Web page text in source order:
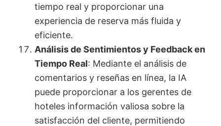
tiempo real y proporcionar una
experiencia de reserva más fluida y
eficiente.
Análisis de Sentimientos y Feedback en
Tiempo Real: Mediante el análisis de
comentarios y reseñas en línea, la IA
puede proporcionar a los gerentes de
hoteles información valiosa sobre la
satisfacción del cliente, permitiendo